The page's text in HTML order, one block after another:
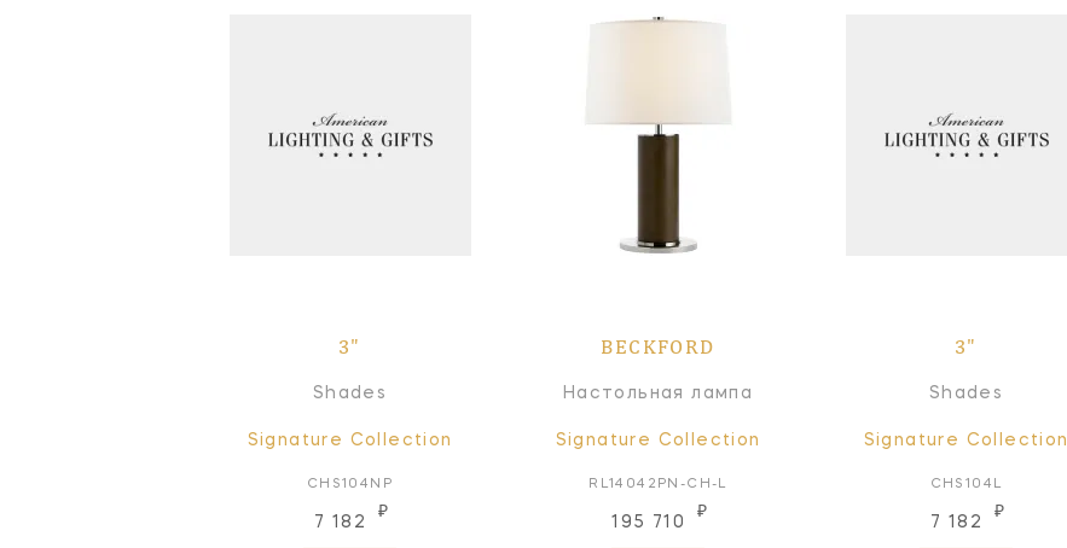
3"
Shades
Signature Collection
CHS104NP
7 182
₽
BECKFORD
Настольная лампа
Signature Collection
RL14042PN-CH-L
195 710
₽
3"
Shades
Signature Collection
CHS104L
7 182
₽